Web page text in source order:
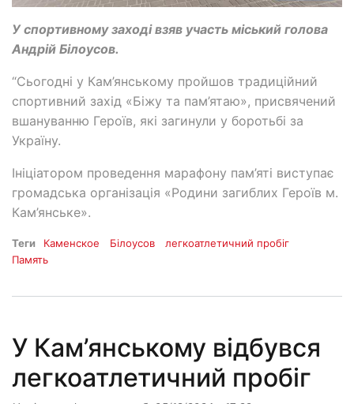
У спортивному заході взяв участь міський голова
Андрій Білоусов.
“Сьогодні у Кам’янському пройшов традиційний
спортивний захід «Біжу та пам’ятаю», присвячений
вшануванню Героїв, які загинули у боротьбі за
Україну.
Ініціатором проведення марафону пам’яті виступає
громадська організація «Родини загиблих Героїв м.
Кам’янське».
Теги Каменское Білоусов
легкоатлетичний пробіг
Память
У Кам’янському відбувся
легкоатлетичний пробіг